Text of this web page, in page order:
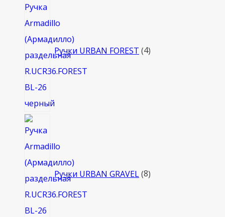
Ручки URBAN FOREST 4
Ручки URBAN GRAVEL 8